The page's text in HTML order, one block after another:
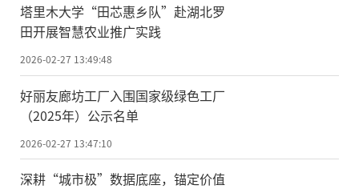
塔里木大学“田芯惠乡队”赴湖北罗
田开展智慧农业推广实践
2026-02-27 13:49:48
好丽友廊坊工厂入围国家级绿色工厂
（2025年）公示名单
2026-02-27 13:47:10
深耕“城市极”数据底座，锚定价值